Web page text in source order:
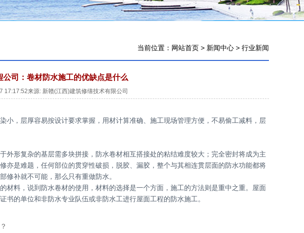
当前位置： 网站首页 > 新闻中心 > 行业新闻
公司：卷材防水施工的优缺点是什么
17:17:52来源: 新赣(江西)建筑修缮技术有限公司
小，层厚容易按设计要求掌握，用材计算准确、施工现场管理方便，不易偷工减料，层
外形复杂的基层需多块拼接，防水卷材相互搭接处的粘结难度较大；完全密封将成为主
亦是难题，任何部位的贯穿性破损，脱胶、漏胶，整个与其相连贯层面的防水功能都将
修补就不可能，那么只有重做防水。
材料，说到防水卷材的使用，材料的选择是一个方面，施工的方法则是重中之重。屋面
的单位和非防水专业队伍或非防水工进行屋面工程的防水施工。